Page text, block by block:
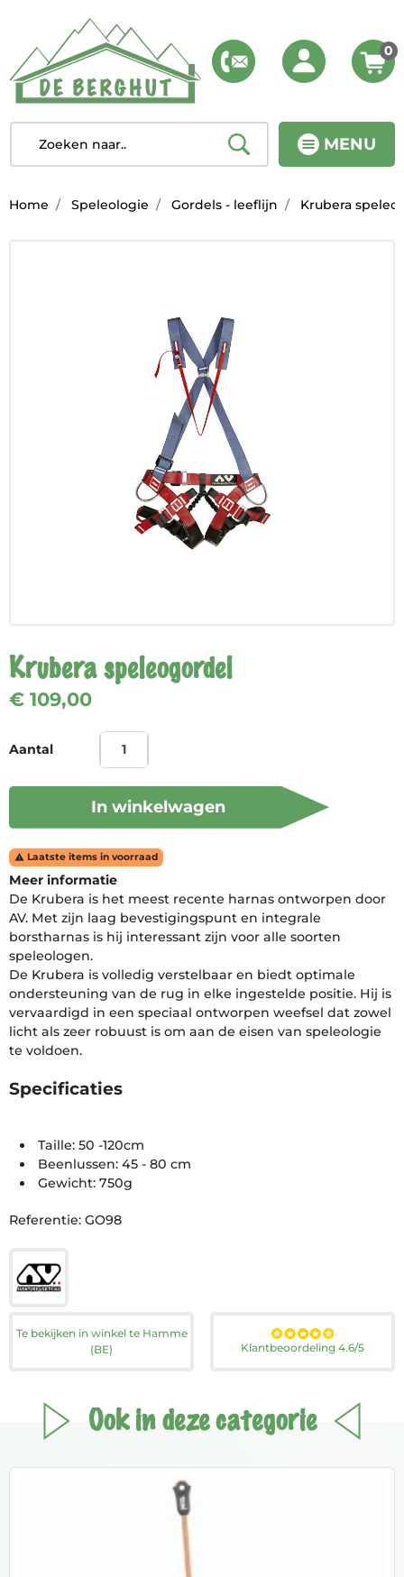
MENU
0
Home Speleologie Gordels - leeflijn Krubera
Krubera speleogordel
€ 109,00
Aantal
In winkelwagen
 Laatste items in voorraad
Meer informatie
De Krubera is het meest recente harnas ontworpen door
AV. Met zijn laag bevestigingspunt en integrale
borstharnas is hij interessant zijn voor alle soorten
speleologen.
De Krubera is volledig verstelbaar en biedt optimale
ondersteuning van de rug in elke ingestelde positie. Hij is
vervaardigd in een speciaal ontworpen weefsel dat zowel
licht als zeer robuust is om aan de eisen van speleologie
te voldoen.
Specificaties
Taille: 50 -120cm
Beenlussen: 45 - 80 cm
Gewicht: 750g
Referentie: GO98
Te bekijken in winkel te Hamme
(BE)
Klantbeoordeling 4.6/5
Ook in deze categorie